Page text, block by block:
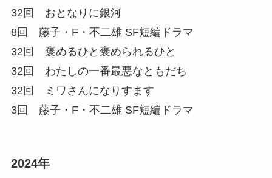
32回 おとなりに銀河
8回 藤子・F・不二雄 SF短編ドラマ
32回 褒めるひと褒められるひと
32回 わたしの一番最悪なともだち
32回 ミワさんになりすます
3回 藤子・F・不二雄 SF短編ドラマ
2024年